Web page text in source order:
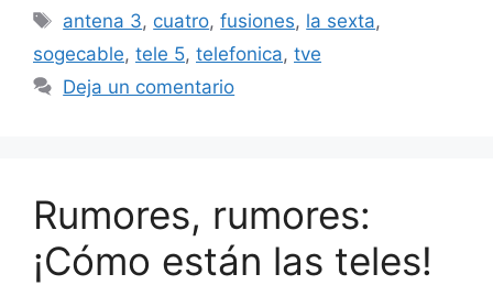
Etiquetas
antena 3, cuatro,fusiones, la sexta,
sogecable, tele 5, telefonica, tve
Deja un comentario
Rumores, rumores:
¡Cómo están las teles!